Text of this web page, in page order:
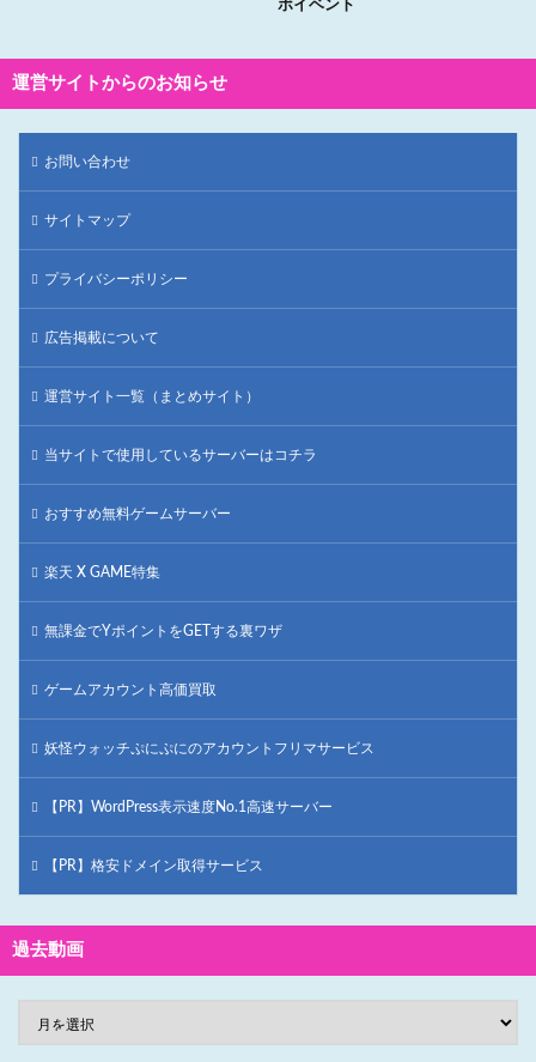
ボイベント
運営サイトからのお知らせ
お問い合わせ
サイトマップ
プライバシーポリシー
広告掲載について
運営サイト一覧（まとめサイト）
当サイトで使用しているサーバーはコチラ
おすすめ無料ゲームサーバー
楽天 X GAME特集
無課金でYポイントをGETする裏ワザ
ゲームアカウント高価買取
妖怪ウォッチぷにぷにのアカウントフリマサービス
【PR】WordPress表示速度No.1高速サーバー
【PR】格安ドメイン取得サービス
過去動画